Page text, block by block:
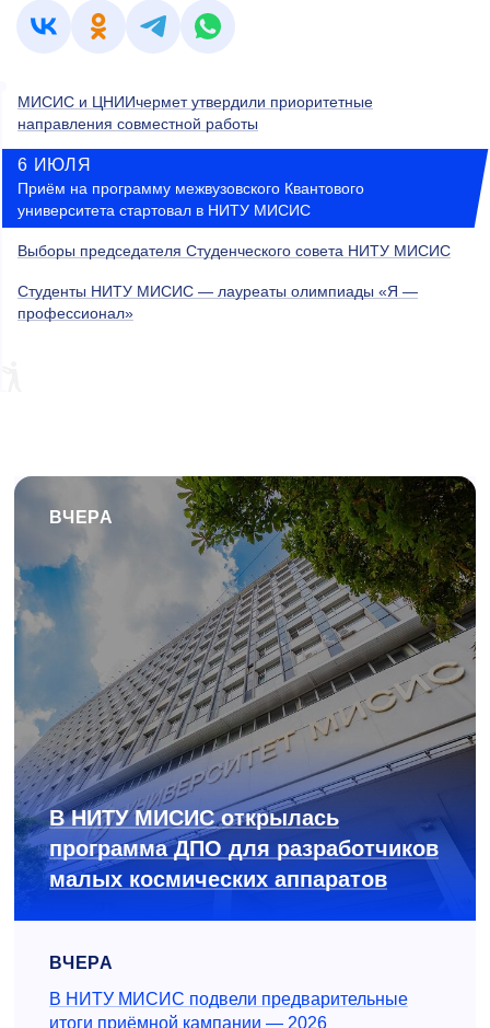
МИСИС и ЦНИИчермет утвердили приоритетные
направления совместной работы
6 ИЮЛЯ
Приём на программу межвузовского Квантового
университета стартовал в НИТУ МИСИС
Выборы председателя Студенческого совета НИТУ МИСИС
Студенты НИТУ МИСИС — лауреаты олимпиады «Я —
профессионал»
ВЧЕРА
В НИТУ МИСИС открылась
программа ДПО для разработчиков
малых космических аппаратов
ВЧЕРА
В НИТУ МИСИС подвели предварительные
итоги приёмной кампании — 2026